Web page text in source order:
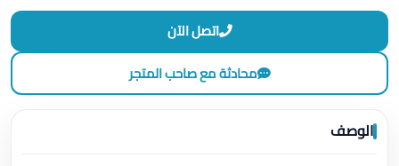
اتصل الآن
محادثة مع صاحب المتجر
الوصف